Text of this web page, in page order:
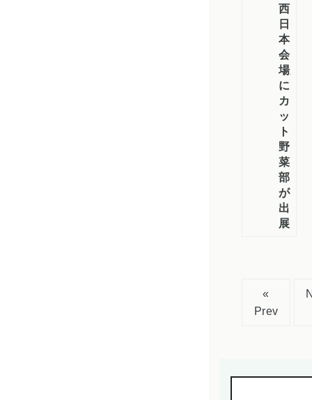
西
日
本
会
場」
に
カ
ッ
ト
野
菜
部
が
出
展
«
Prev